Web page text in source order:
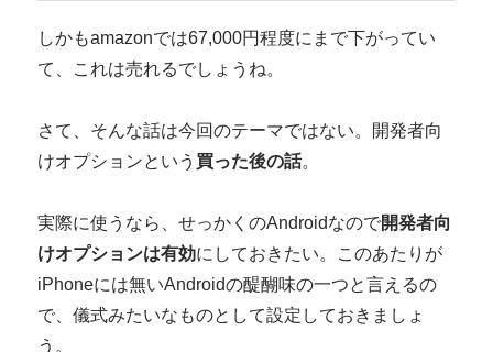
しかもamazonでは67,000円程度にまで下がってい
て、これは売れるでしょうね。
さて、そんな話は今回のテーマではない。開発者向
けオプションという 買った後の話。
実際に使うなら、せっかくのAndroidなので開発者向
けオプションは有効にしておきたい。このあたりが
iPhoneには無いAndroidの醍醐味の一つと言えるの
で、儀式みたいなものとして設定しておきましょ
う。